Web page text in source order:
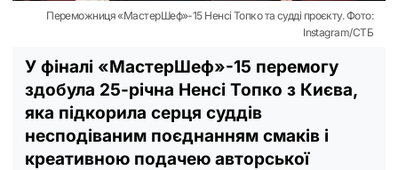
Переможниця «МастерШеф»-15 Ненсі Топко та судді проєкту. Фото:
Instagram/СТБ
У фіналі «МастерШеф»-15 перемогу
здобула 25-річна Ненсі Топко з Києва,
яка підкорила серця суддів
несподіваним поєднанням смаків і
креативною подачею авторської